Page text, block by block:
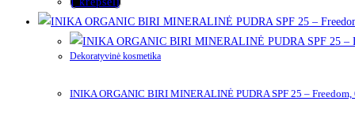
Dekoratyvinė kosmetika
INIKA ORGANIC BIRI MINERALINĖ PUDRA SPF 25 – Freedom,